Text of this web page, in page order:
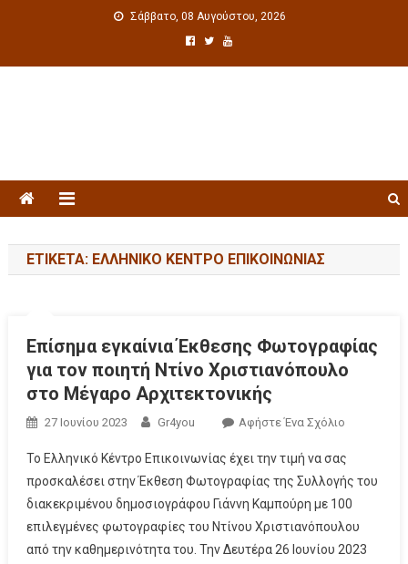
Σάββατο, 08 Αυγούστου, 2026
ΕΤΙΚΈΤΑ: ΕΛΛΗΝΙΚΌ ΚΈΝΤΡΟ ΕΠΙΚΟΙΝΩΝΊΑΣ
Επίσημα εγκαίνια Έκθεσης Φωτογραφίας
για τον ποιητή Ντίνο Χριστιανόπουλο
στο Μέγαρο Αρχιτεκτονικής
27 Ιουνίου 2023 Gr4you Αφήστε Ένα Σχόλιο
Το Ελληνικό Κέντρο Επικοινωνίας έχει την τιμή να σας
προσκαλέσει στην Έκθεση Φωτογραφίας της Συλλογής του
διακεκριμένου δημοσιογράφου Γιάννη Καμπούρη με 100
επιλεγμένες φωτογραφίες του Ντίνου Χριστιανόπουλου
από την καθημερινότητα του. Την Δευτέρα 26 Ιουνίου 2023